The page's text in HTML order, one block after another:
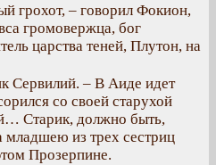
грохот, – говорил Фокион,
громовержца, бог
царства теней, Плутон, на
Сервилий. – В Аиде идет
со своей старухой
Старик, должно быть,
младшею из трех сестриц
Прозерпине.